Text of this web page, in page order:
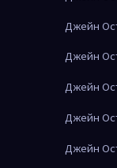
Джейн
Джейн
Джейн
Джейн
Джейн